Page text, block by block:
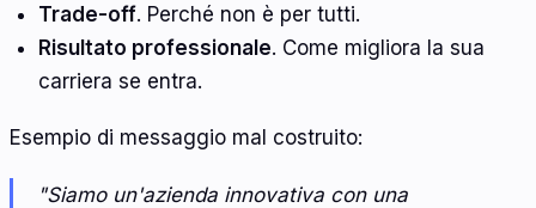
Trade-off. Perché non è per tutti.
Risultato professionale. Come migliora la sua
carriera se entra.
Esempio di messaggio mal costruito:
"Siamo un'azienda innovativa con una